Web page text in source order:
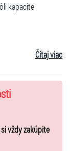
kapacite
Čítaj viac
vždy zakúpite